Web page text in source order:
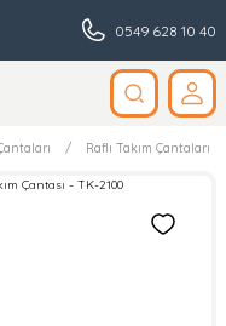
0549 628 10 40
Raflı Takım Çantaları